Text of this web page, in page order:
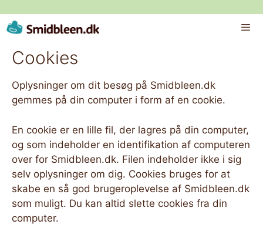
indhold
Cookies
Oplysninger om dit besøg på Smidbleen.dk
gemmes på din computer i form af en cookie.
En cookie er en lille fil, der lagres på din computer,
og som indeholder en identifikation af computeren
over for Smidbleen.dk. Filen indeholder ikke i sig
selv oplysninger om dig. Cookies bruges for at
skabe en så god brugeroplevelse af Smidbleen.dk
som muligt. Du kan altid slette cookies fra din
computer.